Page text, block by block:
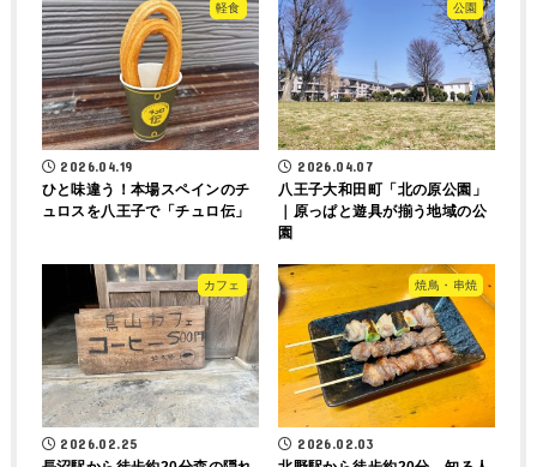
軽食
2026.04.19
ひと味違う！本場スペインのチ
ュロスを八王子で「チュロ伝」
公園
2026.04.07
八王子大和田町「北の原公園」
｜原っぱと遊具が揃う地域の公
園
カフェ
2026.02.25
焼鳥・串焼
2026.02.03